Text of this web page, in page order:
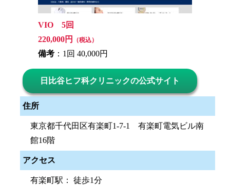
VIO 5回
220,000円
（税込）
備考 ：1回 40,000円
日比谷ヒフ科クリニックの公式サイト
住所
東京都千代田区有楽町1-7-1 有楽町電気ビル南
館16階
アクセス
有楽町駅： 徒歩1分